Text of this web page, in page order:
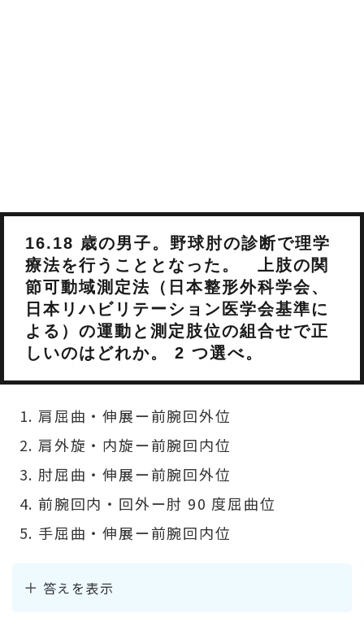
16.18 歳の男子。野球肘の診断で理学
療法を行うこととなった。 上肢の関
節可動域測定法（日本整形外科学会、
日本リハビリテーション医学会基準に
よる）の運動と測定肢位の組合せで正
しいのはどれか。 2 つ選べ。
肩屈曲・伸展ー前腕回外位
肩外旋・内旋ー前腕回内位
肘屈曲・伸展ー前腕回外位
前腕回内・回外ー肘 90 度屈曲位
手屈曲・伸展ー前腕回内位
答えを表示